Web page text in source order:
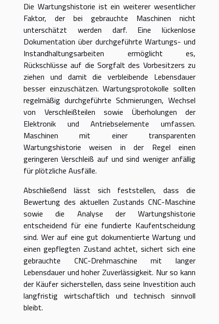
Die Wartungshistorie ist ein weiterer wesentlicher
Faktor, der bei gebrauchte Maschinen nicht
unterschätzt werden darf. Eine lückenlose
Dokumentation über durchgeführte Wartungs- und
Instandhaltungsarbeiten ermöglicht es,
Rückschlüsse auf die Sorgfalt des Vorbesitzers zu
ziehen und damit die verbleibende Lebensdauer
besser einzuschätzen. Wartungsprotokolle sollten
regelmäßig durchgeführte Schmierungen, Wechsel
von Verschleißteilen sowie Überholungen der
Elektronik und Antriebselemente umfassen.
Maschinen mit einer transparenten
Wartungshistorie weisen in der Regel einen
geringeren Verschleiß auf und sind weniger anfällig
für plötzliche Ausfälle.
Abschließend lässt sich feststellen, dass die
Bewertung des aktuellen Zustands CNC-Maschine
sowie die Analyse der Wartungshistorie
entscheidend für eine fundierte Kaufentscheidung
sind. Wer auf eine gut dokumentierte Wartung und
einen gepflegten Zustand achtet, sichert sich eine
gebrauchte CNC-Drehmaschine mit langer
Lebensdauer und hoher Zuverlässigkeit. Nur so kann
der Käufer sicherstellen, dass seine Investition auch
langfristig wirtschaftlich und technisch sinnvoll
bleibt.